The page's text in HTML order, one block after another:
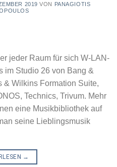
2019 VON PANAGIOTIS
jeder Raum für sich ​W-LAN-
im Studio 26 von Bang &
& Wilkins Formation Suite,
Technics, Trivum. Mehr
eine Musikbibliothek auf
seine Lieblingsmusik
→